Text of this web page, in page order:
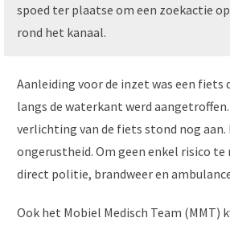
spoed ter plaatse om een zoekactie
rond het kanaal.
Aanleiding voor de inzet was een fiets
langs de waterkant werd
verlichting van de fiets stond nog aan.
ongerustheid. Om geen enkel risico te
direct politie, brandweer en
Ook het Mobiel Medisch Team (MMT)